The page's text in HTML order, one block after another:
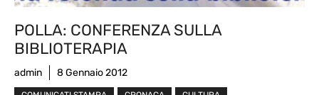
POLLA: CONFERENZA SULLA
BIBLIOTERAPIA
admin 8 Gennaio 2012